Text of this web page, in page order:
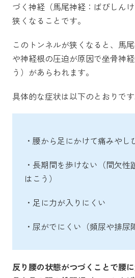
づく神経（馬尾神経：ばびしん
狭くなることです。
このトンネルが狭くなると、馬
や神経根の圧迫が原因で坐骨神
う）があらわれます。
具体的な症状は以下のとおりです
・腰から足にかけて痛みやし
・長期間を歩けない（間欠性
はこう）
・足に力が入りにくい
・尿がでにくい（頻尿や排尿
反り腰の状態がつづくことで腰